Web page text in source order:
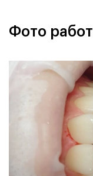
Фото работ